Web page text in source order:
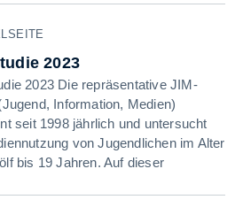
2023
2023 Die repräsentative JIM-
Information, Medien)
seit 1998 jährlich und untersucht
von Jugendlichen im Alter
bis 19 Jahren. Auf dieser